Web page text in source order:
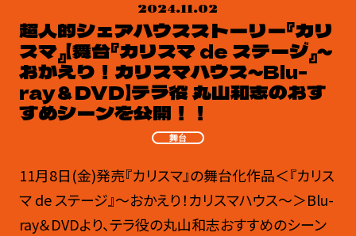
2024.11.02
舞台
超人的シェアハウスストーリー『カリ
スマ』【舞台『カリスマ de ステージ』～
おかえり！カリスマハウス～Blu-
ray＆DVD】テラ役 丸山和志のおす
すめシーンを公開！！
11月8日(金)発売『カリスマ』の舞台化作品＜『カリス
マ de ステージ』～おかえり！カリスマハウス～＞Blu-
ray＆DVDより、テラ役の丸山和志おすすめのシーン